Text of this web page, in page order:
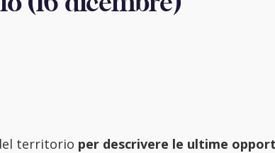
territorio per descrivere le ultime